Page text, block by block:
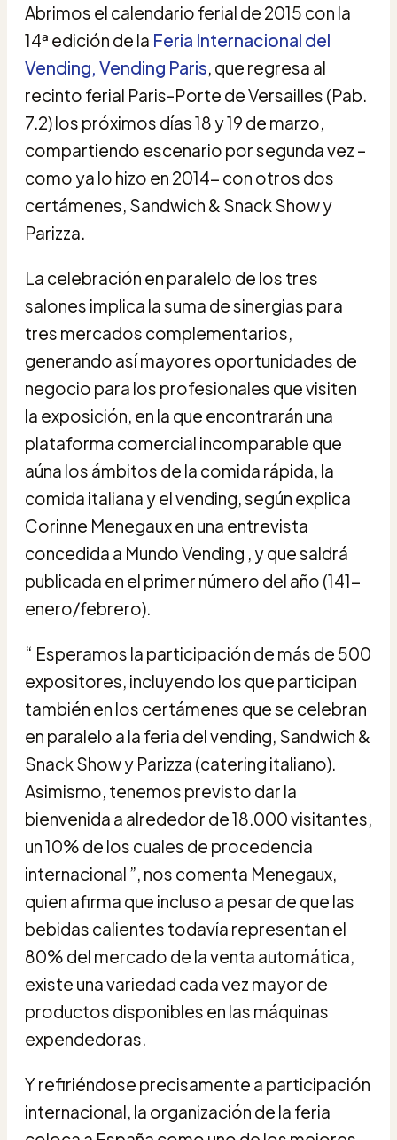
Abrimos el calendario ferial de 2015 con la
14ª edición de la Feria Internacional del
Vending, Vending Paris, que regresa al
recinto ferial Paris-Porte de Versailles (Pab.
7.2) los próximos días 18 y 19 de marzo,
compartiendo escenario por segunda vez –
como ya lo hizo en 2014- con otros dos
certámenes, Sandwich & Snack Show y
Parizza.
La celebración en paralelo de los tres
salones implica la suma de sinergias para
tres mercados complementarios,
generando así mayores oportunidades de
negocio para los profesionales que visiten
la exposición, en la que encontrarán una
plataforma comercial incomparable que
aúna los ámbitos de la comida rápida, la
comida italiana y el vending, según explica
Corinne Menegaux en una entrevista
concedida a Mundo Vending , y que saldrá
publicada en el primer número del año (141-
enero/febrero).
“ Esperamos la participación de más de 500
expositores, incluyendo los que participan
también en los certámenes que se celebran
en paralelo a la feria del vending, Sandwich &
Snack Show y Parizza (catering italiano).
Asimismo, tenemos previsto dar la
bienvenida a alrededor de 18.000 visitantes,
un 10% de los cuales de procedencia
internacional ”, nos comenta Menegaux,
quien afirma que incluso a pesar de que las
bebidas calientes todavía representan el
80% del mercado de la venta automática,
existe una variedad cada vez mayor de
productos disponibles en las máquinas
expendedoras.
Y refiriéndose precisamente a participación
internacional, la organización de la feria